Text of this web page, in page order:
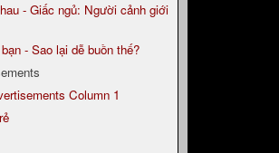
- Giấc ngủ: Người cảnh giới
- Sao lại dễ buồn thế?
Column 1